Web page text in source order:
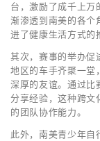
台，激励了成千上万
渐渗透到南美的各个
进了健康生活方式的
其次，赛事的举办促
地区的车手齐聚一堂
深厚的友谊。通过比
分享经验，这种跨文
的团队协作能力。
此外，南美青少年自